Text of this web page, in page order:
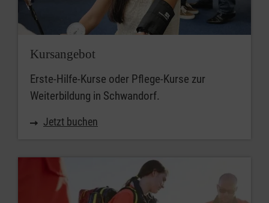
Kursangebot
Erste-Hilfe-Kurse oder Pflege-Kurse zur
Weiterbildung in Schwandorf.
Jetzt buchen